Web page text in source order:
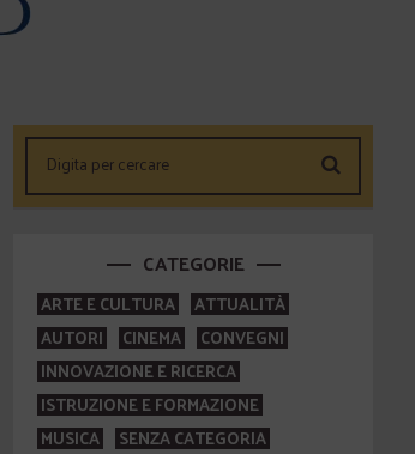
CATEGORIE
ARTE E CULTURA
ATTUALITÀ
AUTORI
CINEMA
CONVEGNI
INNOVAZIONE E RICERCA
ISTRUZIONE E FORMAZIONE
MUSICA
SENZA CATEGORIA